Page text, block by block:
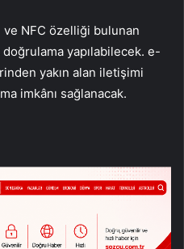
NFC özelliği bulunan
yapılabilecek. e-
yakın alan iletişimi
imkânı sağlanacak.